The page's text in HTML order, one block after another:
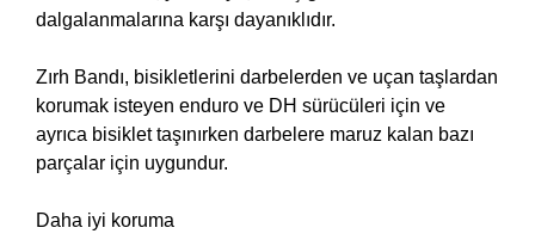
dalgalanmalarına karşı dayanıklıdır.
Zırh Bandı, bisikletlerini darbelerden ve uçan taşlardan
korumak isteyen enduro ve DH sürücüleri için ve
ayrıca bisiklet taşınırken darbelere maruz kalan bazı
parçalar için uygundur.
Daha iyi koruma